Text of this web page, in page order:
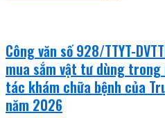
Công văn số 928/TTYT-
mua sắm vật tư dùng
tác khám chữa bệnh của
năm 2026